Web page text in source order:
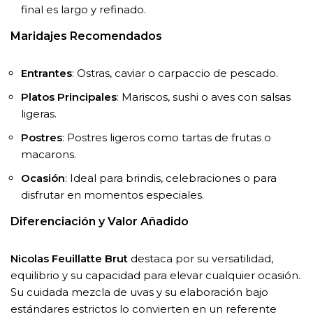
final es largo y refinado.
Maridajes Recomendados
Entrantes: Ostras, caviar o carpaccio de pescado.
Platos Principales: Mariscos, sushi o aves con salsas
ligeras.
Postres: Postres ligeros como tartas de frutas o
macarons.
Ocasión: Ideal para brindis, celebraciones o para
disfrutar en momentos especiales.
Diferenciación y Valor Añadido
Nicolas Feuillatte Brut destaca por su versatilidad,
equilibrio y su capacidad para elevar cualquier ocasión.
Su cuidada mezcla de uvas y su elaboración bajo
estándares estrictos lo convierten en un referente